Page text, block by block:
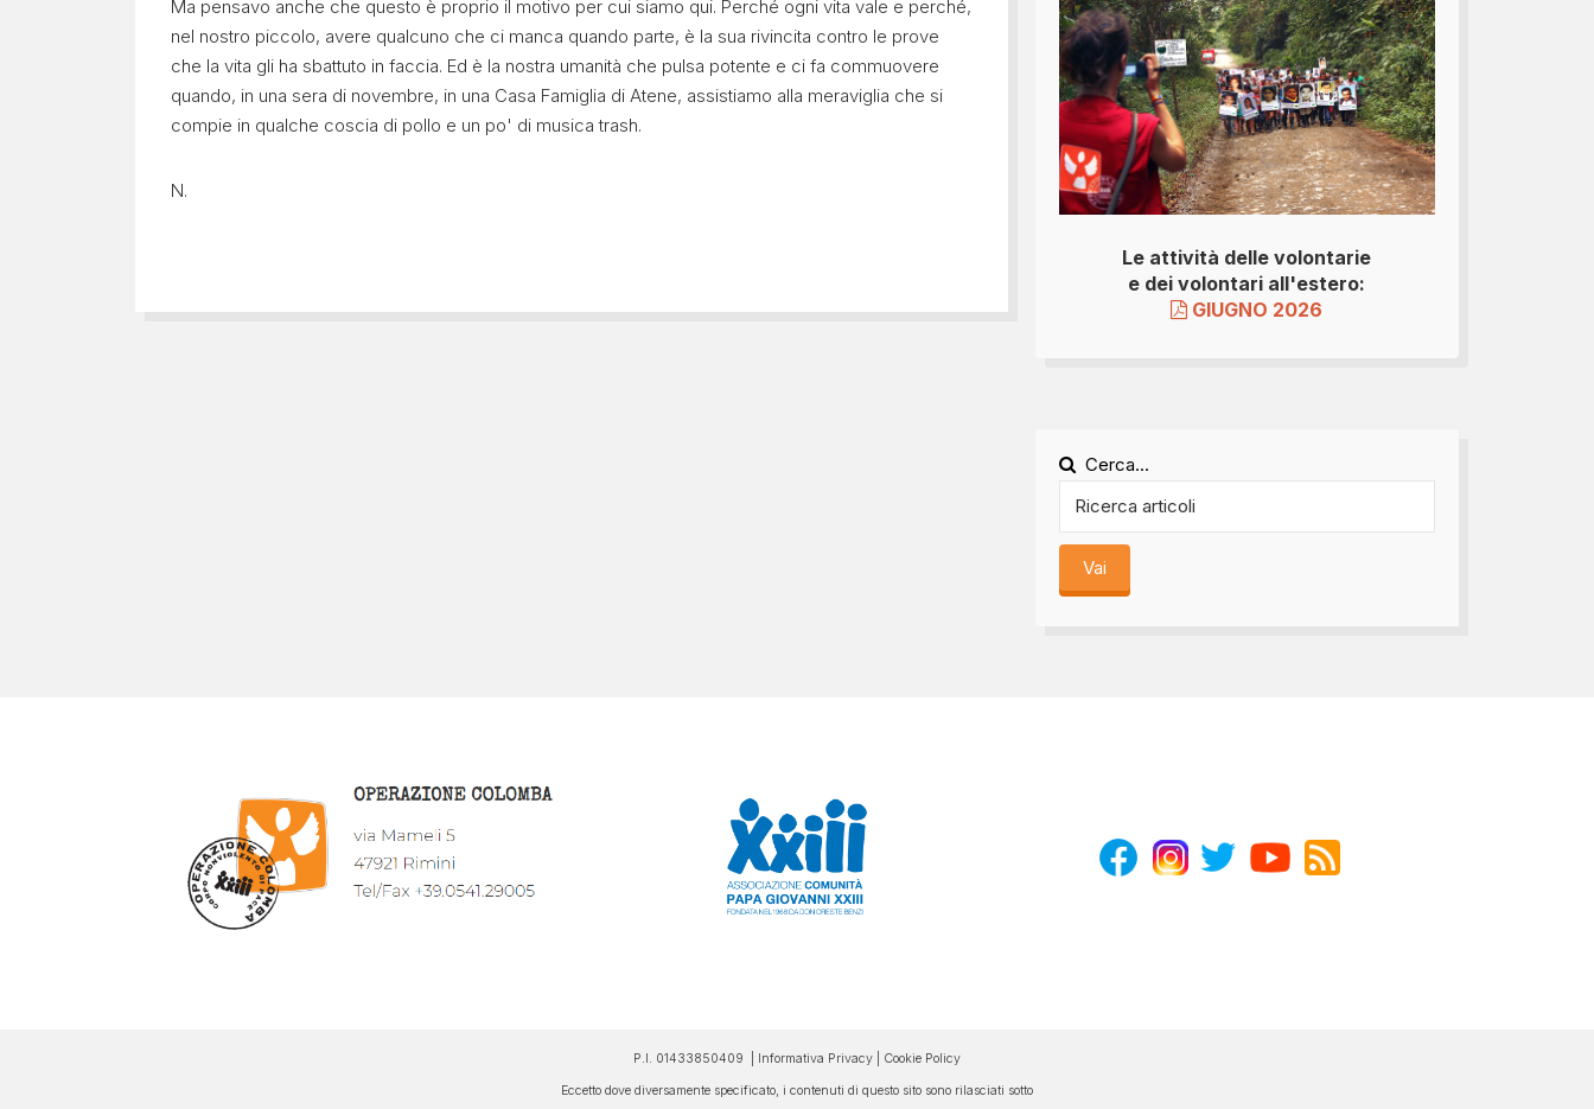
Ma pensavo anche che questo è proprio il motivo per cui siamo qui. Perché ogni vita vale e perché,
nel nostro piccolo, avere qualcuno che ci manca quando parte, è la sua rivincita contro le prove
che la vita gli ha sbattuto in faccia. Ed è la nostra umanità che pulsa potente e ci fa commuovere
quando, in una sera di novembre, in una Casa Famiglia di Atene, assistiamo alla meraviglia che si
compie in qualche coscia di pollo e un po' di musica trash.
N.
Le attività delle volontarie
e dei volontari all'estero:
GIUGNO 2026
Cerca...
Vai
P.I. 01433850409 | Informativa Privacy Cookie Policy
Eccetto dove diversamente specificato, i contenuti di questo sito sono rilasciati sotto